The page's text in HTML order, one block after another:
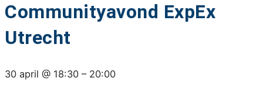
Communityavond ExpEx
Utrecht
30 april @ 18:30 – 20:00